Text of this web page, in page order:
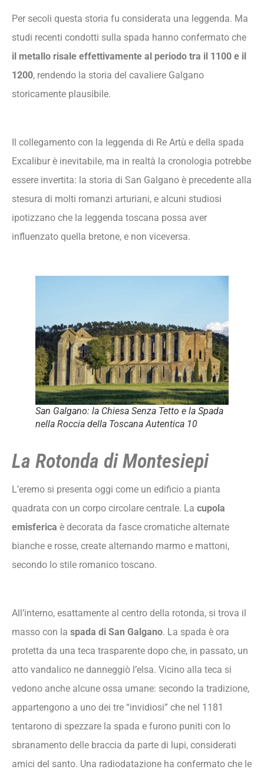
Per secoli questa storia fu considerata una leggenda. Ma
studi recenti condotti sulla spada hanno confermato che
il metallo risale effettivamente al periodo tra il 1100 e il
1200, rendendo la storia del cavaliere Galgano
storicamente plausibile.
Il collegamento con la leggenda di Re Artù e della spada
Excalibur è inevitabile, ma in realtà la cronologia potrebbe
essere invertita: la storia di San Galgano è precedente alla
stesura di molti romanzi arturiani, e alcuni studiosi
ipotizzano che la leggenda toscana possa aver
influenzato quella bretone, e non viceversa.
San Galgano: la Chiesa Senza Tetto e la Spada
nella Roccia della Toscana Autentica 10
La Rotonda di Montesiepi
L’eremo si presenta oggi come un edificio a pianta
quadrata con un corpo circolare centrale. La cupola
emisferica è decorata da fasce cromatiche alternate
bianche e rosse, create alternando marmo e mattoni,
secondo lo stile romanico toscano.
All’interno, esattamente al centro della rotonda, si trova il
masso con la spada di San Galgano. La spada è ora
protetta da una teca trasparente dopo che, in passato, un
atto vandalico ne danneggiò l’elsa. Vicino alla teca si
vedono anche alcune ossa umane: secondo la tradizione,
appartengono a uno dei tre “invidiosi” che nel 1181
tentarono di spezzare la spada e furono puniti con lo
sbranamento delle braccia da parte di lupi, considerati
amici del santo. Una radiodatazione ha confermato che le